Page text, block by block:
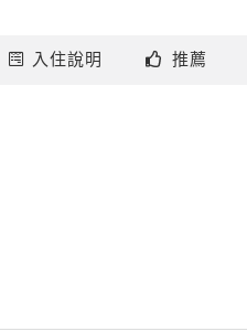
在都市中不常見的鄉野景
假村為你準備的單車，
入住說明 推薦